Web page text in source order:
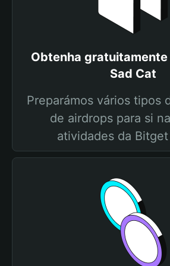
Obtenha
Sad Cat
Preparámos vários tipos
de airdrops para si
atividades da